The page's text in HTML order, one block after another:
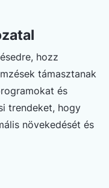
hozz
támasztanak
és
trendeket, hogy
növekedését és